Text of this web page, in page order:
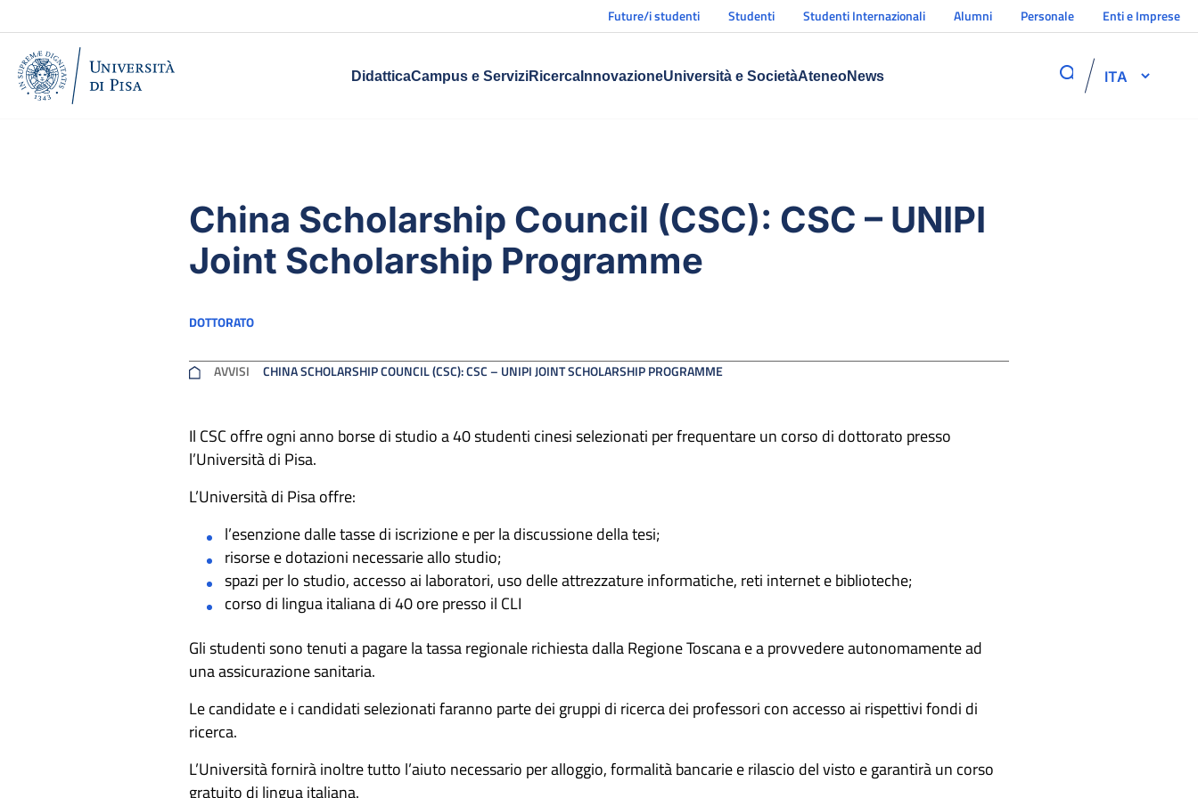
Future/i studenti Studenti Studenti Internazionali Alumni Personale Enti e Imprese
DidatticaCampus e ServiziRicercaInnovazioneUniversità e SocietàAteneoNews ITA
China Scholarship Council (CSC): CSC – UNIPI
Joint Scholarship Programme
DOTTORATO
AVVISI CHINA SCHOLARSHIP COUNCIL (CSC): CSC – UNIPI JOINT SCHOLARSHIP PROGRAMME
Il CSC offre ogni anno borse di studio a 40 studenti cinesi selezionati per frequentare un corso di dottorato presso
l’Università di Pisa.
L’Università di Pisa offre:
l’esenzione dalle tasse di iscrizione e per la discussione della tesi;
risorse e dotazioni necessarie allo studio;
spazi per lo studio, accesso ai laboratori, uso delle attrezzature informatiche, reti internet e biblioteche;
corso di lingua italiana di 40 ore presso il CLI
Gli studenti sono tenuti a pagare la tassa regionale richiesta dalla Regione Toscana e a provvedere autonomamente ad
una assicurazione sanitaria.
Le candidate e i candidati selezionati faranno parte dei gruppi di ricerca dei professori con accesso ai rispettivi fondi di
ricerca.
L’Università fornirà inoltre tutto l’aiuto necessario per alloggio, formalità bancarie e rilascio del visto e garantirà un corso
gratuito di lingua italiana.